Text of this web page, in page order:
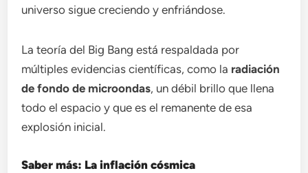
universo sigue creciendo y enfriándose.
La teoría del Big Bang está respaldada por
múltiples evidencias científicas, como la radiación
de fondo de microondas, un débil brillo que llena
todo el espacio y que es el remanente de esa
explosión inicial.
Saber más: La inflación cósmica